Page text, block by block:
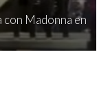
Madonna en